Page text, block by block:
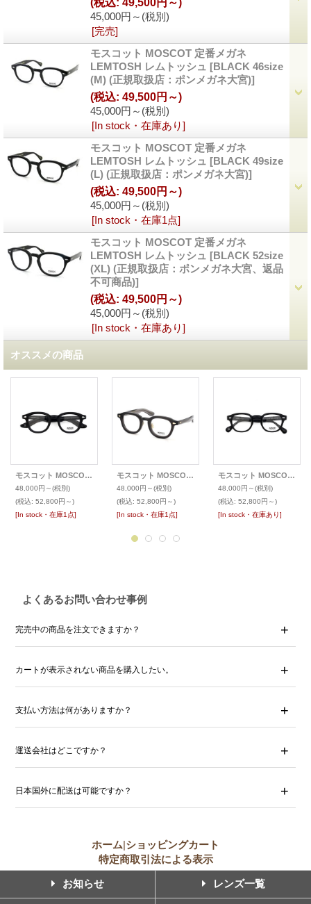
45,000円～ (税別)
(税込: 49,500円～)
[完売]
モスコット MOSCOT 定番メガネ
LEMTOSH レムトッシュ [BLACK 46size
(M) (正規取扱店：ポンメガネ大宮)]
45,000円～ (税別)
(税込: 49,500円～)
[In stock・在庫あり]
モスコット MOSCOT 定番メガネ
LEMTOSH レムトッシュ [BLACK 49size
(L) (正規取扱店：ポンメガネ大宮)]
45,000円～ (税別)
(税込: 49,500円～)
[In stock・在庫1点]
モスコット MOSCOT 定番メガネ
LEMTOSH レムトッシュ [BLACK 52size
(XL) (正規取扱店：ポンメガネ大宮、返品
不可商品)]
45,000円～ (税別)
(税込: 49,500円～)
[In stock・在庫あり]
オススメの商品
モスコット MOSCOT 2026年春発表 限定生産メガネ DAHVEN(47)
48,000円～(税別)
(税込: 52,800円～)
[In stock・在庫1点]
モスコット MOSCOT 2025年秋発表 限定生産メガネ DAHVEN(47)
48,000円～(税別)
(税込: 52,800円～)
[In stock・在庫1点]
モスコット MOSCOT 2026年春発表 限定生産メガネ LEMTOSH レムトッシュ
48,000円～(税別)
(税込: 52,800円～)
[In stock・在庫あり]
よくあるお問い合わせ事例
完売中の商品を注文できますか？
カートが表示されない商品を購入したい。
支払い方法は何がありますか？
運送会社はどこですか？
日本国外に配送は可能ですか？
ホーム|ショッピングカート
特定商取引法による表示
お知らせ レンズ一覧